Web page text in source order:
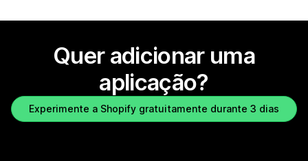
Quer adicionar uma
aplicação?
Experimente a Shopify gratuitamente durante 3 dias